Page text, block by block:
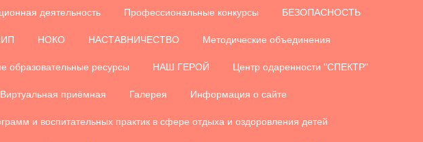
деятельность Профессиональные конкурсы БЕЗОПАСНОСТЬ
НОКО НАСТАВНИЧЕСТВО Методические объединения
образовательные ресурсы НАШ ГЕРОЙ Центр одаренности "СПЕКТР"
Виртуальная приёмная Галерея Информация о сайте
и воспитательных практик в сфере отдыха и оздоровления детей